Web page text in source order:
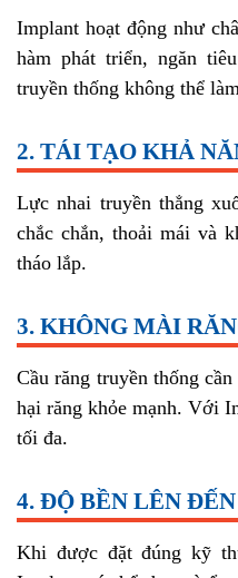
Implant hoạt động như
hàm phát triển, ngăn
truyền thống không thể
2. TÁI TẠO KHẢ
Lực nhai truyền thẳng
chắc chắn, thoải mái và
tháo lắp.
3. KHÔNG MÀI
Cầu răng truyền thống
hại răng khỏe mạnh. Với
tối đa.
4. ĐỘ BỀN LÊN
Khi được đặt đúng kỹ